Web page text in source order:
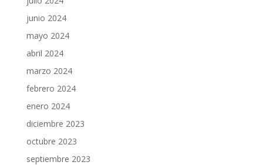
junio 2024
mayo 2024
abril 2024
marzo 2024
febrero 2024
enero 2024
diciembre 2023
octubre 2023
septiembre 2023